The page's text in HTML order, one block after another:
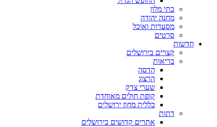
בתי מלון
מחנה יהודה
מסעדות ואוכל
סרטים
חדשות
קצרים בירושלים
בריאות
הדסה
הרצוג
שערי צדק
קופת חולים מאוחדת
כללית מחוז ירושלים
דתות
אתרים קדושים בירושלים